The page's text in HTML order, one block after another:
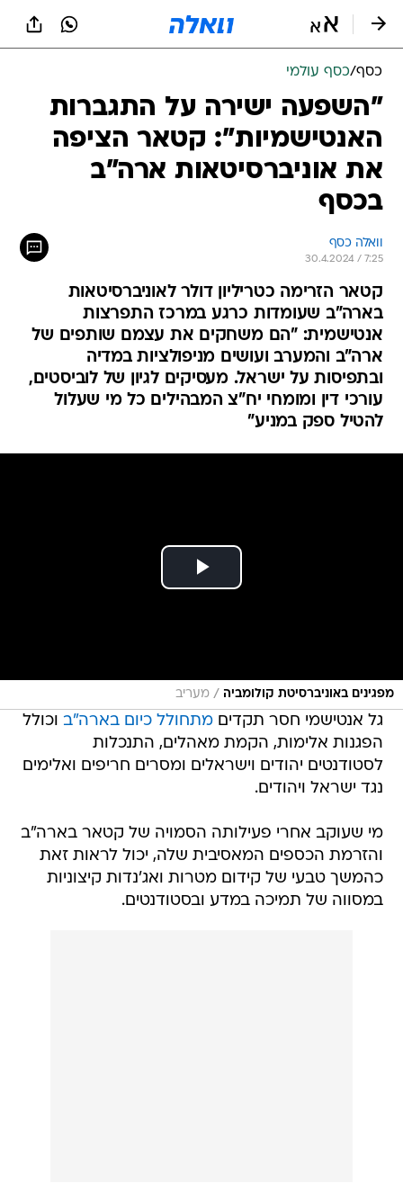
כסף/כסף עולמי
"השפעה ישירה על התגברות
האנטישמיות": קטאר הציפה
את אוניברסיטאות ארה"ב
בכסף
וואלה כסף
30.4.2024 / 7:25
קטאר הזרימה כטריליון דולר לאוניברסיטאות
בארה"ב שעומדות כרגע במרכז התפרצות
אנטישמית: "הם משחקים את עצמם שותפים של
ארה"ב והמערב ועושים מניפולציות במדיה
ובתפיסות על ישראל. מעסיקים לגיון של לוביסטים,
עורכי דין ומומחי יח"צ המבהילים כל מי שעלול
להטיל ספק במניע"
מפגינים באוניברסיטת קולומביה / מעריב
גל אנטישמי חסר תקדיםמתחולל כיום בארה"ב וכולל
הפגנות אלימות, הקמת מאהלים, התנכלות
לסטודנטים יהודים וישראלים ומסרים חריפים ואלימים
נגד ישראל ויהודים.
מי שעוקב אחרי פעילותה הסמויה של קטאר בארה"ב
והזרמת הכספים המאסיבית שלה, יכול לראות זאת
כהמשך טבעי של קידום מטרות ואג'נדות קיצוניות
במסווה של תמיכה במדע ובסטודנטים.